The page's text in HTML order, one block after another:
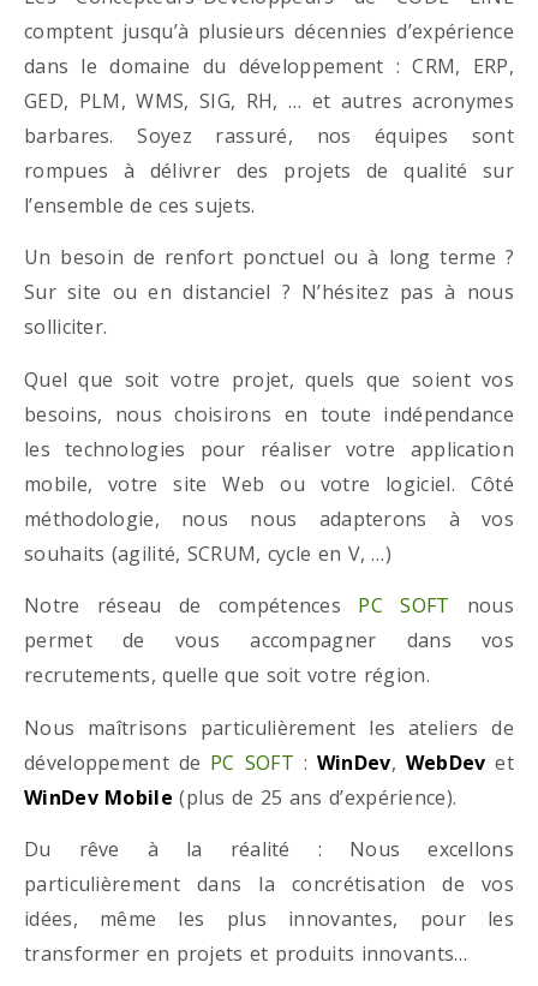
comptent jusqu’à plusieurs décennies d’expérience
dans le domaine du développement : CRM, ERP,
GED, PLM, WMS, SIG, RH, … et autres acronymes
barbares. Soyez rassuré, nos équipes sont
rompues à délivrer des projets de qualité sur
l’ensemble de ces sujets.
Un besoin de renfort ponctuel ou à long terme ?
Sur site ou en distanciel ? N’hésitez pas à nous
solliciter.
Quel que soit votre projet, quels que soient vos
besoins, nous choisirons en toute indépendance
les technologies pour réaliser votre application
mobile, votre site Web ou votre logiciel. Côté
méthodologie, nous nous adapterons à vos
souhaits (agilité, SCRUM, cycle en V, …)
Notre réseau de compétences PC SOFT nous
permet de vous accompagner dans vos
recrutements, quelle que soit votre région.
Nous maîtrisons particulièrement les ateliers de
développement de PC SOFT : WinDev, WebDev et
WinDev Mobile (plus de 25 ans d’expérience).
Du rêve à la réalité : Nous excellons
particulièrement dans la concrétisation de vos
idées, même les plus innovantes, pour les
transformer en projets et produits innovants…